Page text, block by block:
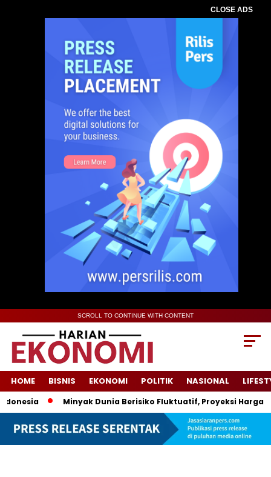
CLOSE ADS
SCROLL TO CONTINUE WITH CONTENT
HOME BISNIS EKONOMI POLITIK NASIONAL
Minyak Dunia Berisiko Fluktuatif, Proyeksi Harga